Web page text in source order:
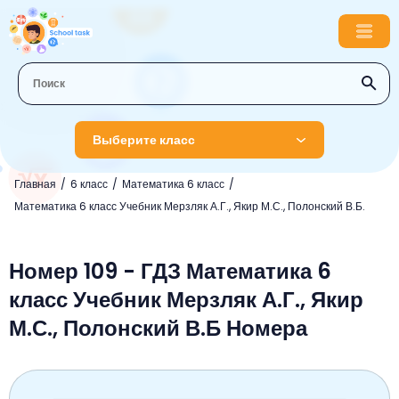
Выберите класс
Главная 6 класс
Математика 6 класс
Математика 6 класс Учебник Мерзляк А.Г., Якир М.С., Полонский В.Б.
1 класс
Русский язык
Литературное чтение
Окружающий мир
Математика
Математика
Английский язык
Информатика
Литературное чтение
3 класс
Музыка
Окружающий мир
4 класс
Номер 109 - ГДЗ Математика 6
класс Учебник Мерзляк А.Г., Якир
М.С., Полонский В.Б Номера